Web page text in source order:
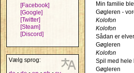
[Facebook]
[Google]
[Twitter]
[Steam]
[Discord]
Vælg sprog:
Min familie
Gøgleren -
Kolofon
Kolofon
Sådan er
Gøgleren
Kolofon
Spil med hele
Gøgleren